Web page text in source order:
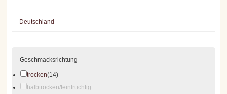
Deutschland
Geschmacksrichtung
trocken(14)
halbtrocken/feinfruchtig